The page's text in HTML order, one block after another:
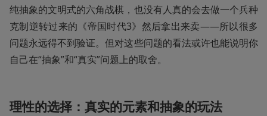
纯抽象的文明式的六角战棋，也没有人真的会去做一个兵种
克制逆转过来的《帝国时代3》然后拿出来卖——所以很多
问题永远得不到验证。但对这些问题的看法或许也能说明你
自己在“抽象”和“真实”问题上的取舍。
理性的选择：真实的元素和抽象的玩法